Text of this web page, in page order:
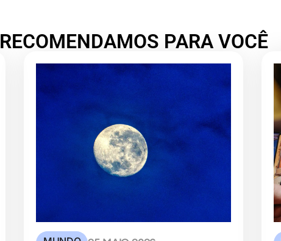
RECOMENDAMOS PARA VOCÊ